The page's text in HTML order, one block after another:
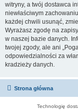
witryny, a twój dostawca
niewłaściwym
każdej chwili usunąć,
Wyrażasz zgodę na
w naszej bazie danych.
twojej zgody, ale ani
odpowiedzialności za
kradzieży danych.
Strona główna
Technologię